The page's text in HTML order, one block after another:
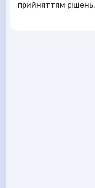
прийняттям рішень.